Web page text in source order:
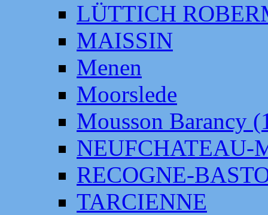
LÜTTICH
MAISSIN
Menen
Moorslede
Mousson Barancy
NEUFCHATEAU-
RECOGNE-
TARCIENNE